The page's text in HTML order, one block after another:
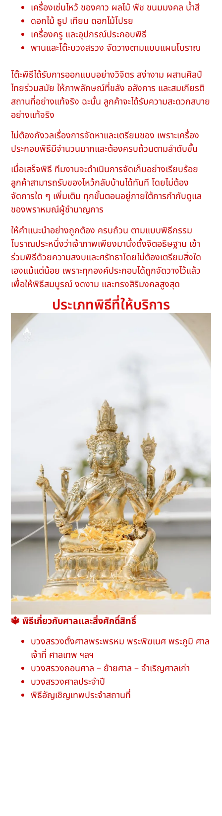
เครื่องเซ่นไหว้ ของคาว ผลไม้ พืช ขนมมงคล น้ำสี
ดอกไม้ ธูป เทียน ดอกไม้โปรย
เครื่องครู และอุปกรณ์ประกอบพิธี
พานและโต๊ะบวงสรวง จัดวางตามแบบแผนโบราณ
โต๊ะพิธีได้รับการออกแบบอย่างวิจิตร สง่างาม ผสานศิลป์
ไทยร่วมสมัย ให้ภาพลักษณ์ที่ขลัง อลังการ และสมเกียรติ
สถานที่อย่างแท้จริง ฉะนั้น ลูกค้าจะได้รับความสะดวกสบาย
อย่างแท้จริง
ไม่ต้องกังวลเรื่องการจัดหาและเตรียมของ เพราะเครื่อง
ประกอบพิธีมีจำนวนมากและต้องครบถ้วนตามลำดับขั้น
เมื่อเสร็จพิธี ทีมงานจะดำเนินการจัดเก็บอย่างเรียบร้อย
ลูกค้าสามารถรับของไหว้กลับบ้านได้ทันที โดยไม่ต้อง
จัดการใด ๆ เพิ่มเติม ทุกขั้นตอนอยู่ภายใต้การกำกับดูแล
ของพราหมณ์ผู้ชำนาญการ
ให้คำแนะนำอย่างถูกต้อง ครบถ้วน ตามแบบพิธีกรรม
โบราณประหนึ่งว่าเจ้าภาพเพียงมานั่งตั้งจิตอธิษฐาน เข้า
ร่วมพิธีด้วยความสงบและศรัทธาโดยไม่ต้องเตรียมสิ่งใด
เองแม้แต่น้อย เพราะทุกองค์ประกอบได้ถูกจัดวางไว้แล้ว
เพื่อให้พิธีสมบูรณ์ งดงาม และทรงสิริมงคลสูงสุด
ประเภทพิธีที่ให้บริการ
🔱 พิธีเกี่ยวกับศาลและสิ่งศักดิ์สิทธิ์
บวงสรวงตั้งศาลพระพรหม พระพิฆเนศ พระภูมิ ศาล
เจ้าที่ ศาลเทพ ฯลฯ
บวงสรวงถอนศาล – ย้ายศาล – จำเริญศาลเก่า
บวงสรวงศาลประจำปี
พิธีอัญเชิญเทพประจำสถานที่